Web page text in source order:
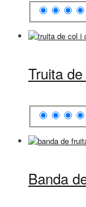
Truita
Banda